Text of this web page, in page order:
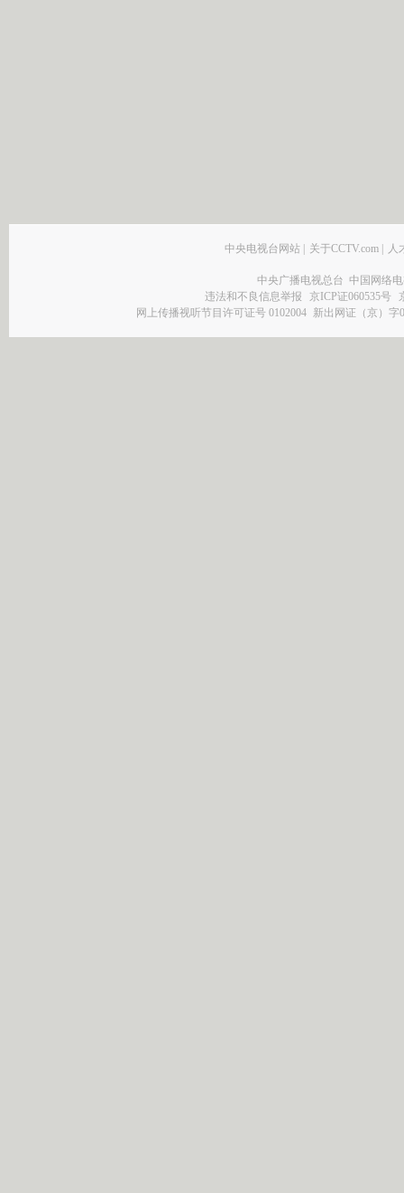
中央电视台网站 关于CCTV.com 人
中央广播电视总台 中国网络
违法和不良信息举报
京ICP证060535号
网上传播视听节目许可证号 0102004 新出网证（京）